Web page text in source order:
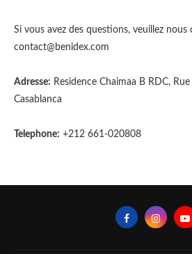
Si vous avez des questions, veuillez nous
contact@benidex.com
Adresse: Residence Chaimaa B RDC,
Casablanca
Telephone: +212 661-020808